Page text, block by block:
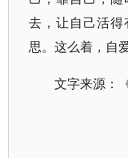
去，让自己活
思。这么着，自
文字来源：